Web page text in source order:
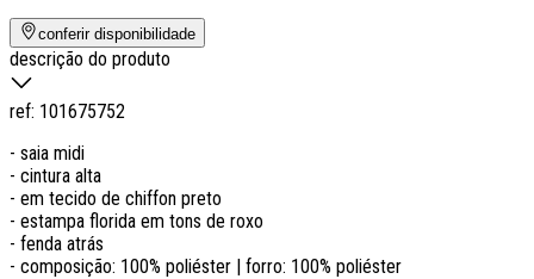
conferir disponibilidade
descrição do produto
ref: 101675752
- saia midi
- cintura alta
- em tecido de chiffon preto
- estampa florida em tons de roxo
- fenda atrás
- composição: 100% poliéster | forro: 100% poliéster